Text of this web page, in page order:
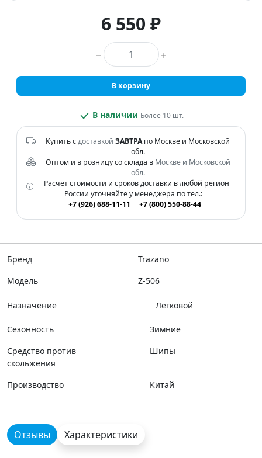
6 550 ₽
Количество товара
В корзину
В наличии Более 10 шт.
Купить сдоставкой ЗАВТРАпо Москве и Московской
обл.
Оптом и в розницу со склада в Москве и Московской
обл.
Расчет стоимости и сроков доставки в любой регион
России уточняйте у менеджера по тел.:
+7 (926) 688-11-11
+7 (800) 550-88-44
Бренд
Trazano
Модель
Z-506
Назначение Легковой
Сезонность
Зимние
Средство против
скольжения
Шипы
Производство Китай
Отзывы Характеристики